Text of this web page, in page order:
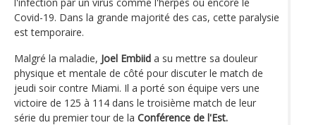
Covid-19. Dans la grande majorité des cas, cette paralysie
est temporaire.
Malgré la maladie, Joel Embiid a su mettre sa douleur
physique et mentale de côté pour discuter le match de
jeudi soir contre Miami. Il a porté son équipe vers une
victoire de 125 à 114 dans le troisième match de leur
série du premier tour de la Conférence de l'Est.